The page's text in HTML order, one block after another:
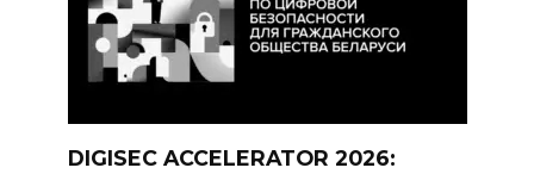
DIGISEC ACCELERATOR 2026: